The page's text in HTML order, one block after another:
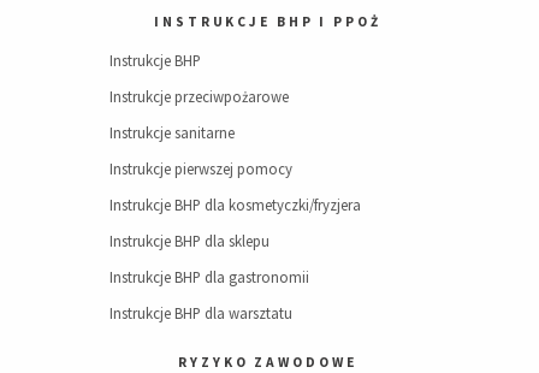
INSTRUKCJE BHP I PPOŻ
Instrukcje BHP
Instrukcje przeciwpożarowe
Instrukcje sanitarne
Instrukcje pierwszej pomocy
Instrukcje BHP dla kosmetyczki/fryzjera
Instrukcje BHP dla sklepu
Instrukcje BHP dla gastronomii
Instrukcje BHP dla warsztatu
RYZYKO ZAWODOWE